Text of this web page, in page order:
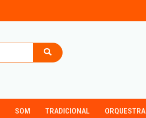
SOM TRADICIONAL ORQUESTRA